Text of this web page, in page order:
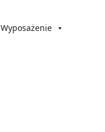
Wyposażenie